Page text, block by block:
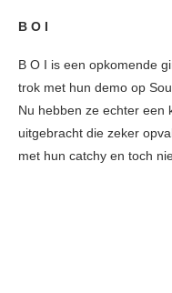
B O I
B O I is een opkomende
trok met hun demo op
Nu hebben ze echter een
uitgebracht die zeker
met hun catchy en toch